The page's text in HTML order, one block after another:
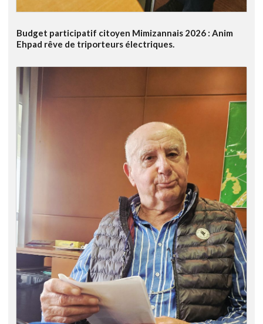
Budget participatif citoyen Mimizannais 2026 : Anim
Ehpad rêve de triporteurs électriques.